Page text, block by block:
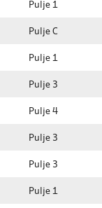
Pulje 1
Pulje C
Pulje 1
Pulje 3
Pulje 4
Pulje 3
Pulje 3
Pulje 1